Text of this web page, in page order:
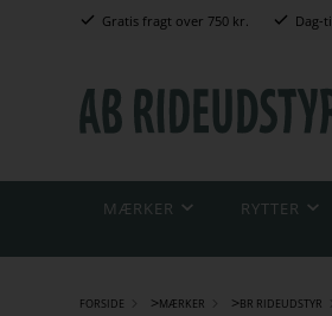
Gratis fragt over 750 kr. Dag-
MÆRKER RYTTER
FORSIDE >MÆRKER >BR RIDEUDSTYR